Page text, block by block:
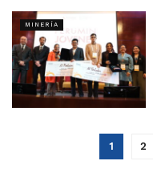
MINERÍA
1 2